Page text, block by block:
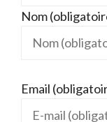
Nom
Email